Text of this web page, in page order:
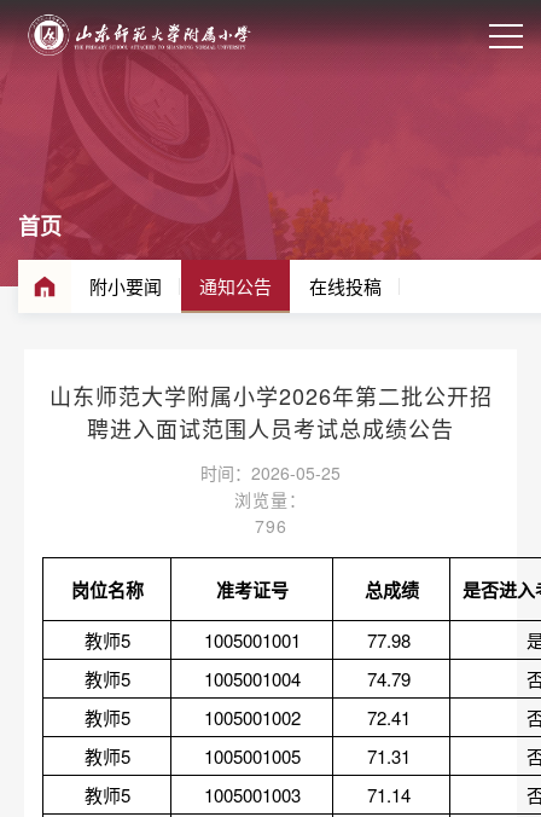
首页
附小要闻 通知公告 在线投稿
山东师范大学附属小学2026年第二批公开招
聘进入面试范围人员考试总成绩公告​
时间：2026-05-25
浏览量：
796
岗位名称 准考证号 总成绩 是否进入
教师5 1005001001 77.98
教师5
1005001004 74.79
教师5
1005001002 72.41
教师5
1005001005 71.31
教师5
1005001003 71.14